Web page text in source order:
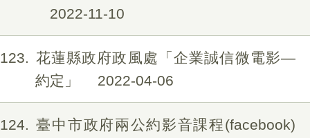
2022-11-10
123
花蓮縣政府政風處「企業誠信微電影—
約定」
2022-04-06
124
臺中市政府兩公約影音課程(facebook)